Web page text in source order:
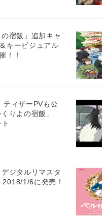
宿飯」追加キャ
キービジュアル
！！
ティザーPVも公
りよの宿飯」
ジタルリマスタ
1/6に発売！